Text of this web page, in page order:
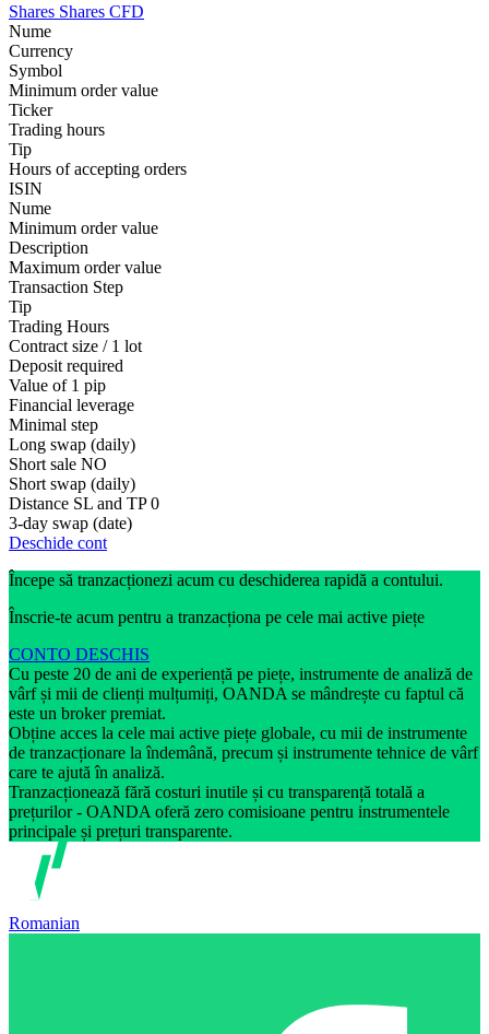
Shares Shares CFD
Nume
Currency
Symbol
Minimum order value
Ticker
Trading hours
Tip
Hours of accepting orders
ISIN
Nume
Minimum order value
Description
Maximum order value
Transaction Step
Tip
Trading Hours
Contract size / 1 lot
Deposit required
Value of 1 pip
Financial leverage
Minimal step
Long swap (daily)
Short sale NO
Short swap (daily)
Distance SL and TP 0
3-day swap (date)
Deschide cont
Începe să tranzacționezi acum cu deschiderea rapidă a contului.
Înscrie-te acum pentru a tranzacționa pe cele mai active piețe
CONTO DESCHIS
Cu peste 20 de ani de experiență pe piețe, instrumente de analiză de
vârf și mii de clienți mulțumiți, OANDA se mândrește cu faptul că
este un broker premiat.
Obține acces la cele mai active piețe globale, cu mii de instrumente
de tranzacționare la îndemână, precum și instrumente tehnice de vârf
care te ajută în analiză.
Tranzacționează fără costuri inutile și cu transparență totală a
prețurilor - OANDA oferă zero comisioane pentru instrumentele
principale și prețuri transparente.
Romanian